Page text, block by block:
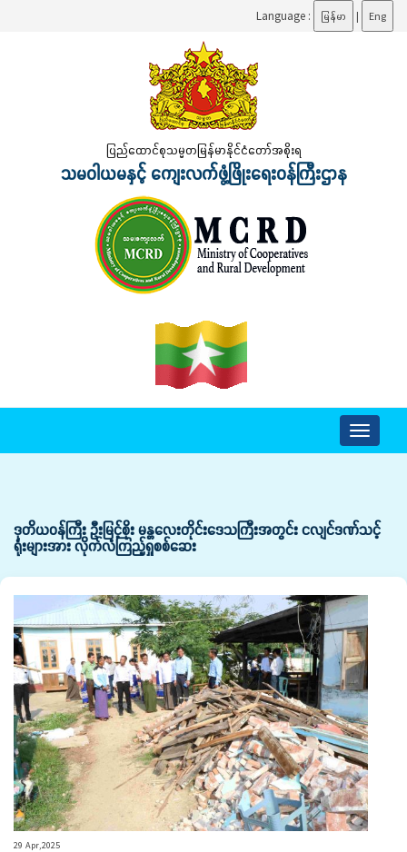
Language : မြန်မာ | Eng
ပြည်ထောင်စုသမ္မတမြန်မာနိုင်ငံတော်အစိုးရ
သမဝါယမနှင့် ကျေးလက်ဖွံ့ဖြိုးရေးဝန်ကြီးဌာန
Toggle
ဒုတိယဝန်ကြီး ဦးမြင့်စိုး မန္တလေးတိုင်းဒေသကြီးအတွင်း ငလျင်ဒဏ်သင့်
ရုံးများအား လိုက်လံကြည့်ရှုစစ်ဆေး
29 Apr,2025